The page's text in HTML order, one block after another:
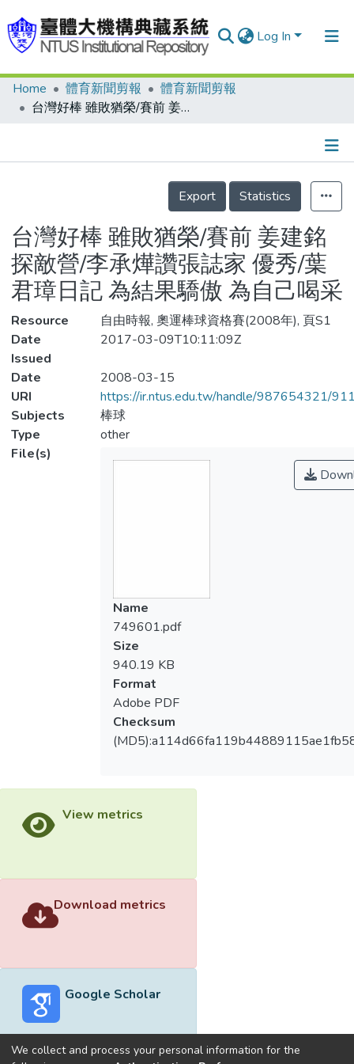
Log In
Communities & Collections
Statistics
Home 體育新聞剪報
體育新聞剪報
台灣好棒 雖敗猶榮/賽前 姜建銘探敵營/李承燁讚張誌家 優秀/葉君璋日記 為結果驕傲 為自己喝采
Details
Export
Statistics
台灣好棒 雖敗猶榮/賽前 姜建銘
探敵營/李承燁讚張誌家 優秀/葉
君璋日記 為結果驕傲 為自己喝采
Resource
自由時報, 奧運棒球資格賽(2008年), 頁S1
Date
Issued
2017-03-09T10:11:09Z
Date
2008-03-15
URI
https://ir.ntus.edu.tw/handle/987654321/
Subjects
棒球
Type
other
File(s)
Name
749601.pdf
Size
940.19 KB
Format
Adobe PDF
Checksum
View metrics
Download metrics
Google Scholar
We collect and process your personal information for the